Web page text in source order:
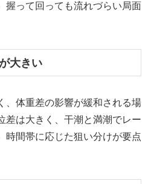
握って回っても流れづらい局面
大きい
、体重差の影響が緩和される場
差は大きく、干潮と満潮でレー
時間帯に応じた狙い分けが要点